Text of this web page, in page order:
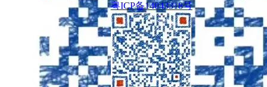
粤ICP备14043318号